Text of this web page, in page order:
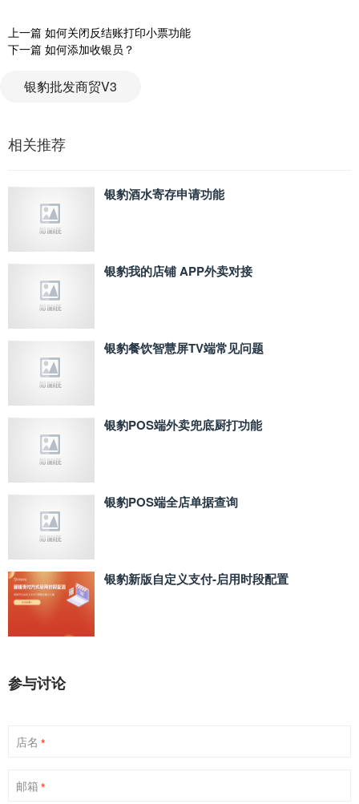
上一篇 如何关闭反结账打印小票功能
下一篇 如何添加收银员？
银豹批发商贸V3
相关推荐
银豹酒水寄存申请功能
银豹我的店铺 APP外卖对接
银豹餐饮智慧屏TV端常见问题
银豹POS端外卖兜底厨打功能
银豹POS端全店单据查询
银豹新版自定义支付‑启用时段配置
参与讨论
店名 *
邮箱 *